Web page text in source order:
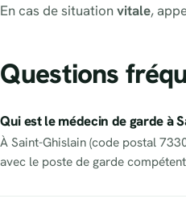
En cas de situationvitale,
Questions
Qui est le médecin de garde à
À Saint-Ghislain (code postal
avec le poste de garde